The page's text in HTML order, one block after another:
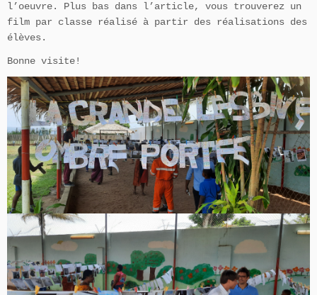
l’oeuvre. Plus bas dans l’article, vous trouverez un
film par classe réalisé à partir des réalisations des
élèves.
Bonne visite!